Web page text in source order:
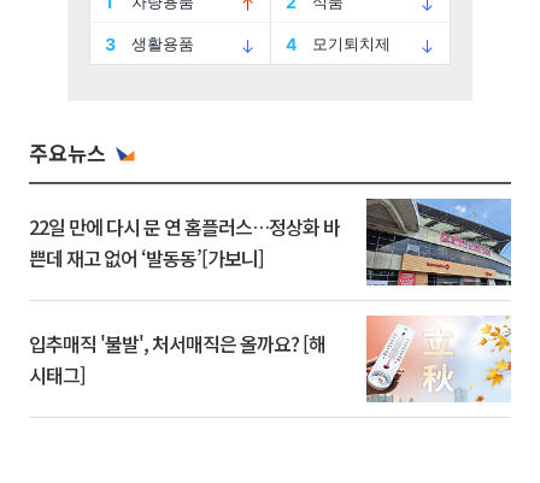
주요뉴스
22일 만에 다시 문 연 홈플러스…정상화 바
쁜데 재고 없어 ‘발동동’[가보니]
입추매직 '불발', 처서매직은 올까요? [해
시태그]